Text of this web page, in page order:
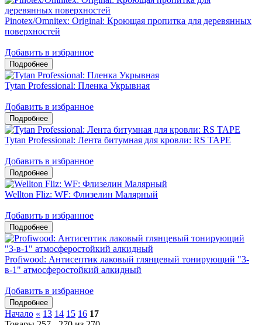
Pinotex/Omnitex: Original: Кроющая пропитка для деревянных
поверхностей
Добавить в избранное
Tytan Professional: Пленка Укрывная
Добавить в избранное
Tytan Professional: Лента битумная для кровли: RS TAPE
Добавить в избранное
Wellton Fliz: WF: Флизелин Малярный
Добавить в избранное
Profiwood: Антисептик лаковый глянцевый тонирующий "3-
в-1" атмосферостойкий алкидный
Добавить в избранное
Начало « 13 14 15 16 17